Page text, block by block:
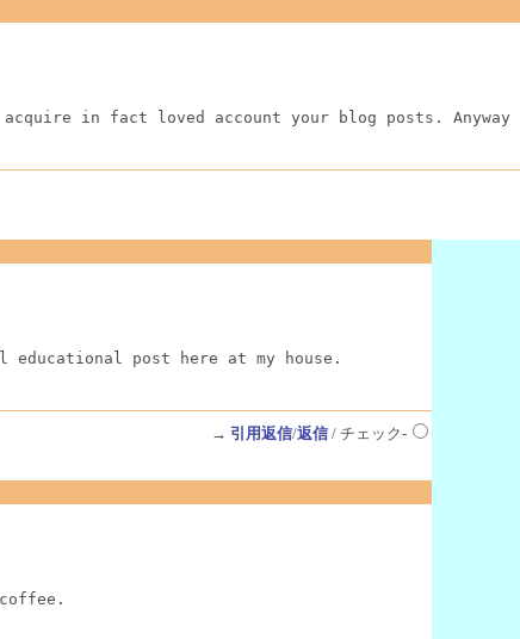
in fact loved account your blog posts.
post here at my house.
→ 引用返信/返信/ チェック-